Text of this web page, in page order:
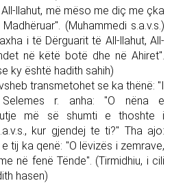
llahut, më mëso me diç me çka
(Muhammedi s.a.v.s.)
i të Dërguarit të All-llahut, All-
në këtë botë dhe në Ahiret".
ky është hadith sahih)
trans­me­tohet se ka thënë: "I
r. anha: "O nëna e
më së shumti e thoshte i
kur gjendej te ti?" Tha ajo:
tij ka qenë: "O lëvizës i zemrave,
në fenë Tënde". (Tirmidhiu, i cili
hasen)